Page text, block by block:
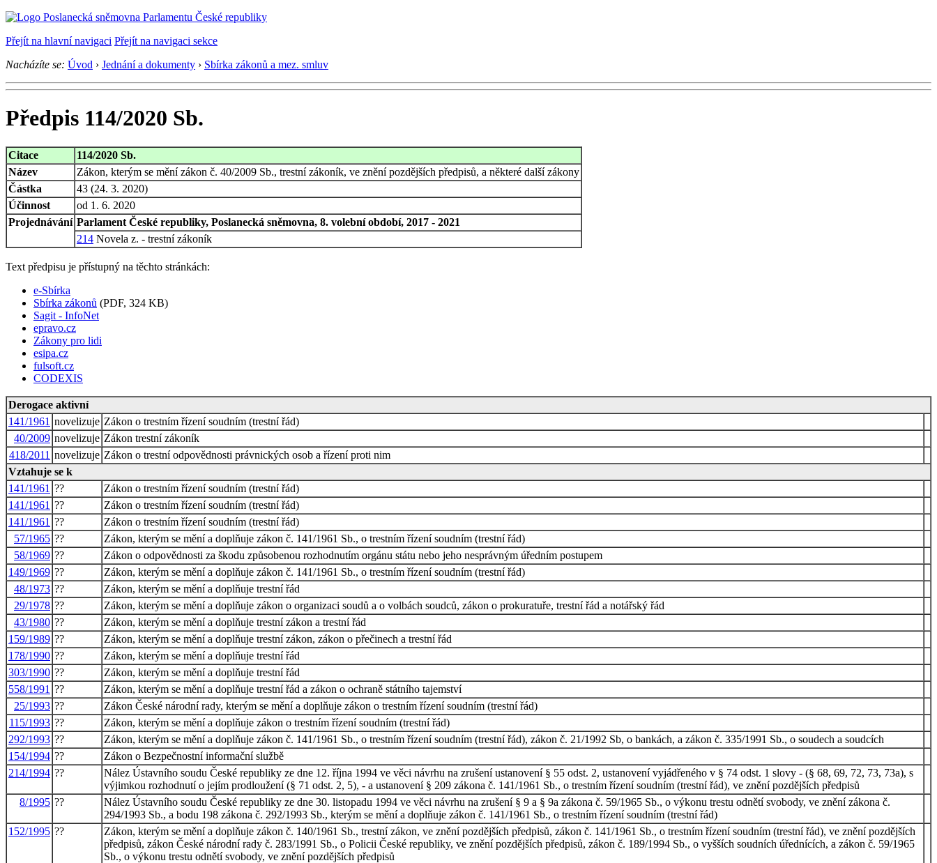
Přejít na hlavní navigaci Přejít na navigaci sekce
Nacházíte se: Úvod › Jednání a dokumenty › Sbírka zákonů a mez. smluv
Předpis 114/2020 Sb.
Citace
114/2020 Sb.
Název
Zákon, kterým se mění zákon č. 40/2009 Sb., trestní zákoník, ve znění pozdějších předpisů, a některé další zákony
Částka
43 (24. 3. 2020)
Účinnost
od 1. 6. 2020
Projednávání Parlament České republiky, Poslanecká sněmovna, 8. volební období, 2017 - 2021
214 Novela z. - trestní zákoník
Text předpisu je přístupný na těchto stránkách:
e-Sbírka
Sbírka zákonů (PDF, 324 KB)
Sagit - InfoNet
epravo.cz
Zákony pro lidi
esipa.cz
fulsoft.cz
CODEXIS
Derogace aktivní
141/1961 novelizuje Zákon o trestním řízení soudním (trestní řád)
40/2009 novelizuje Zákon trestní zákoník
418/2011 novelizuje Zákon o trestní odpovědnosti právnických osob a řízení proti nim
Vztahuje se k
141/1961 ??
Zákon o trestním řízení soudním (trestní řád)
141/1961 ??
Zákon o trestním řízení soudním (trestní řád)
141/1961 ??
Zákon o trestním řízení soudním (trestní řád)
57/1965 ??
Zákon, kterým se mění a doplňuje zákon č. 141/1961 Sb., o trestním řízení soudním (trestní řád)
58/1969 ??
Zákon o odpovědnosti za škodu způsobenou rozhodnutím orgánu státu nebo jeho nesprávným úředním postupem
149/1969 ??
Zákon, kterým se mění a doplňuje zákon č. 141/1961 Sb., o trestním řízení soudním (trestní řád)
48/1973 ??
Zákon, kterým se mění a doplňuje trestní řád
29/1978 ??
Zákon, kterým se mění a doplňuje zákon o organizaci soudů a o volbách soudců, zákon o prokuratuře, trestní řád a notářský řád
43/1980 ??
Zákon, kterým se mění a doplňuje trestní zákon a trestní řád
159/1989 ??
Zákon, kterým se mění a doplňuje trestní zákon, zákon o přečinech a trestní řád
178/1990 ??
Zákon, kterým se mění a doplňuje trestní řád
303/1990 ??
Zákon, kterým se mění a doplňuje trestní řád
558/1991 ??
Zákon, kterým se mění a doplňuje trestní řád a zákon o ochraně státního tajemství
25/1993 ??
Zákon České národní rady, kterým se mění a doplňuje zákon o trestním řízení soudním (trestní řád)
115/1993 ??
Zákon, kterým se mění a doplňuje zákon o trestním řízení soudním (trestní řád)
292/1993 ??
Zákon, kterým se mění a doplňuje zákon č. 141/1961 Sb., o trestním řízení soudním (trestní řád), zákon č. 21/1992 Sb, o bankách, a zákon č. 335/1991 Sb., o soudech a soudcích
154/1994 ??
Zákon o Bezpečnostní informační službě
214/1994 ??
Nález Ústavního soudu České republiky ze dne 12. října 1994 ve věci návrhu na zrušení ustanovení § 55 odst. 2, ustanovení vyjádřeného v § 74 odst. 1 slovy - (§ 68, 69, 72, 73, 73a), s
výjimkou rozhodnutí o jejím prodloužení (§ 71 odst. 2, 5), - a ustanovení § 209 zákona č. 141/1961 Sb., o trestním řízení soudním (trestní řád), ve znění pozdějších předpisů
8/1995 ??
Nález Ústavního soudu České republiky ze dne 30. listopadu 1994 ve věci návrhu na zrušení § 9 a § 9a zákona č. 59/1965 Sb., o výkonu trestu odnětí svobody, ve znění zákona č.
294/1993 Sb., a bodu 198 zákona č. 292/1993 Sb., kterým se mění a doplňuje zákon č. 141/1961 Sb., o trestním řízení soudním (trestní řád)
152/1995 ??
Zákon, kterým se mění a doplňuje zákon č. 140/1961 Sb., trestní zákon, ve znění pozdějších předpisů, zákon č. 141/1961 Sb., o trestním řízení soudním (trestní řád), ve znění pozdějších
předpisů, zákon České národní rady č. 283/1991 Sb., o Policii České republiky, ve znění pozdějších předpisů, zákon č. 189/1994 Sb., o vyšších soudních úřednících, a zákon č. 59/1965
Sb., o výkonu trestu odnětí svobody, ve znění pozdějších předpisů